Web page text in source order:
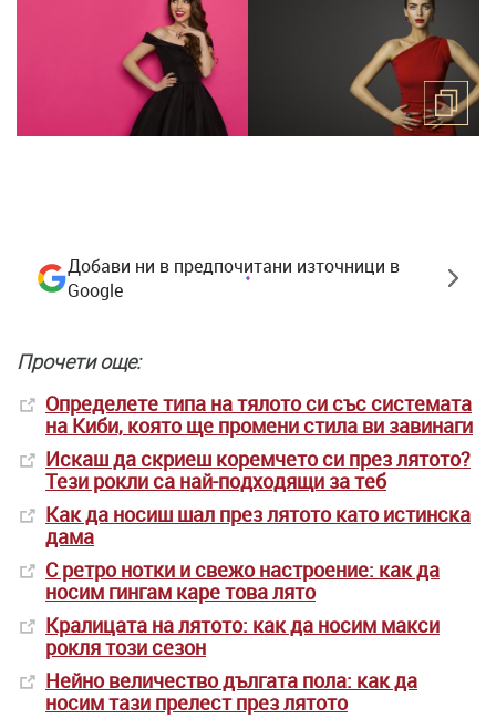
Добави ни в предпочитани източници в
Google
Прочети още:
Oпределете типа на тялото си със системата
на Киби, която ще промени стила ви завинаги
Искаш да скриеш коремчето си през лятото?
Тези рокли са най-подходящи за теб
Как да носиш шал през лятото като истинска
дама
С ретро нотки и свежо настроение: как да
носим гингам каре това лято
Кралицата на лятото: как да носим макси
рокля този сезон
Нейно величество дългата пола: как да
носим тази прелест през лятото